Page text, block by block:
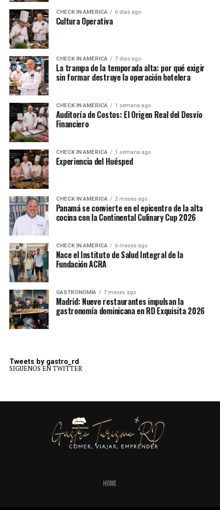
CHECK IN AMERICA 6 días ago
Cultura Operativa
CHECK IN AMERICA 7 días ago
La trampa de la temporada alta: por qué exigir
sin formar destruye la operación hotelera
CHECK IN AMERICA 1 semana ago
Auditoría de Costos: El Origen Real del Desvío
Financiero
CHECK IN AMERICA 1 semana ago
Experiencia del Huésped
CHECK IN AMERICA 2 meses ago
Panamá se convierte en el epicentro de la alta
cocina con la Continental Culinary Cup 2026
CHECK IN AMERICA 6 meses ago
Nace el Instituto de Salud Integral de la
Fundación ACRA
GASTRONOMÍA 7 meses ago
Madrid: Nueve restaurantes impulsan la
gastronomía dominicana en RD Exquisita 2026
Tweets by gastro_rd
SIGUENOS EN TWITTER
HOME